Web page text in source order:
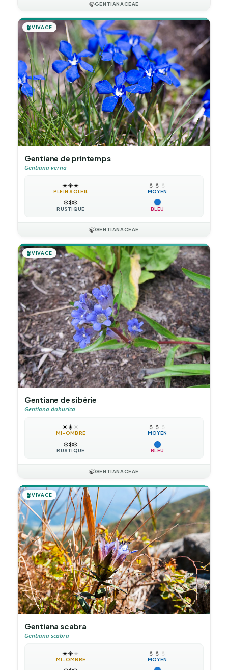
🍃GENTIANACEAE
🪴VIVACE
Gentiane de printemps
Gentiana verna
☀️☀️☀️
PLEIN SOLEIL
💧 💧 💧
MOYEN
❄️❄️❄️
RUSTIQUE BLEU
🍃GENTIANACEAE
🪴VIVACE
Gentiane de sibérie
Gentiana dahurica
☀️☀️☀️
MI-OMBRE
💧 💧 💧
MOYEN
❄️❄️❄️
RUSTIQUE BLEU
🍃GENTIANACEAE
🪴VIVACE
Gentiana scabra
Gentiana scabra
☀️☀️☀️
MI-OMBRE
💧 💧 💧
MOYEN